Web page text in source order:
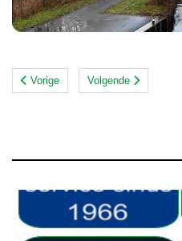
Vorige Volgende